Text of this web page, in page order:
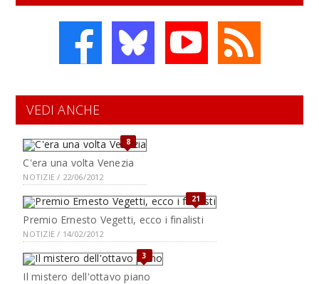
VEDI ANCHE
8
C'era una volta Venezia
NOTIZIE / 22/06/2012
21
Premio Ernesto Vegetti, ecco i finalisti
NOTIZIE / 14/02/2012
3
Il mistero dell'ottavo piano